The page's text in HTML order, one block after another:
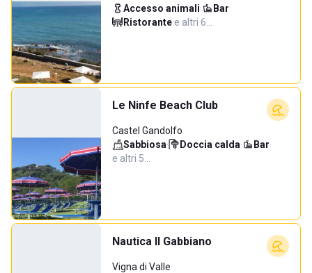
Accesso animali· Bar·
Ristorante·e altri 6…
Le Ninfe Beach Club
Castel Gandolfo
Sabbiosa· Doccia calda· Bar·
e altri 5…
Nautica Il Gabbiano
Vigna di Valle